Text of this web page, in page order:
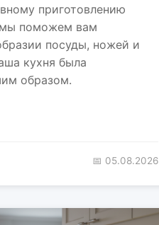
приготовлению
поможем вам
посуды, ножей и
кухня была
образом.
📅 05.08.2026